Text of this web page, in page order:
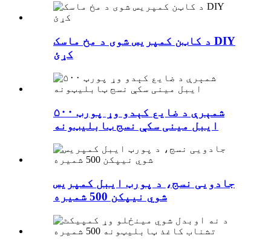
د کاټن کمپریس شوی د مخ ماسک DIY
کړئ
۵۰۰ شمېرې د ضایع کېدو وړ پورټ
ایبل مینی سکې نسج ټابلیټونه
جادویی نسج، د پورټ ایبل کمپریس
شوي نیپکن 500 شمیره